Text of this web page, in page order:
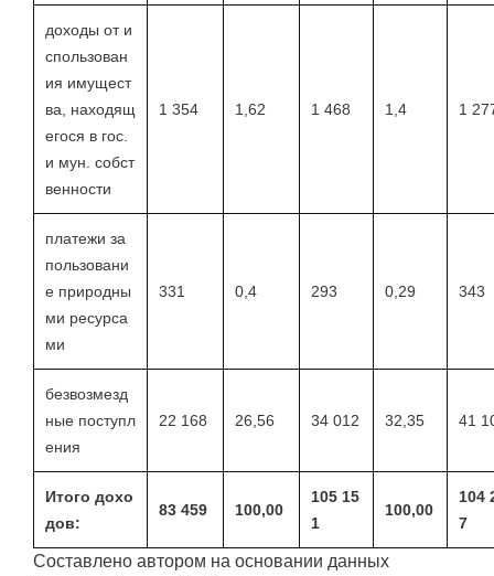
доходы от и
спользован
ия имущест
ва, находящ
егося в гос.
и мун. собст
венности
1 354 1,62 1 468 1,4 1
платежи за
пользовани
е природны
ми ресурса
ми
331 0,4 293 0,29 343
безвозмезд
ные поступл
ения
22 168 26,56 34 012 32,35 41
Итого дохо
дов:
83 459 100,00
105 15
1
100,00
104
7
Составлено автором на основании данных